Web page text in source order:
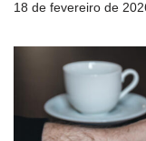
18 de fevereiro de